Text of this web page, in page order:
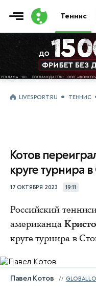
Теннис
LIVESPORT.RU ТЕННИС
Котов
круге турнира
17 ОКТЯБРЯ 2023 19:11
Российский
американца
круге турнира в
Павел Котов